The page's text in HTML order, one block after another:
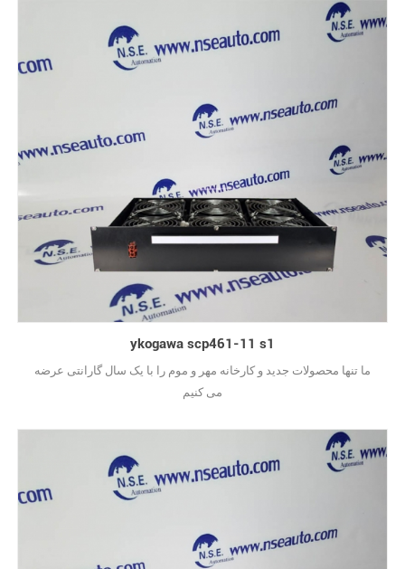
ykogawa scp461-11 s1
ما تنها محصولات جدید و کارخانه مهر و موم را با یک سال گارانتی عرضه
می کنیم